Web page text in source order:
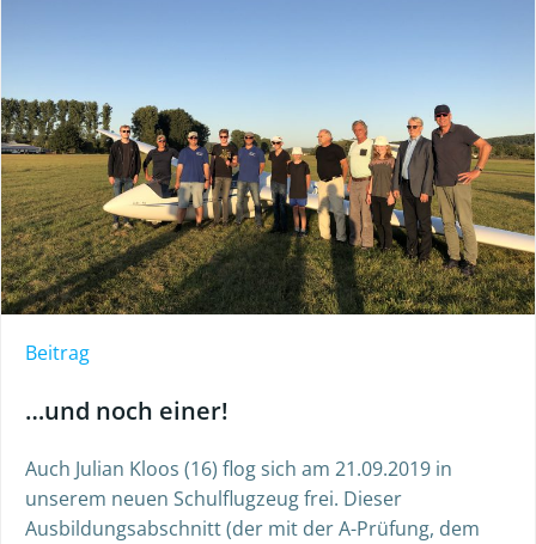
Beitrag
…und noch einer!
Auch Julian Kloos (16) flog sich am 21.09.2019 in
unserem neuen Schulflugzeug frei. Dieser
Ausbildungsabschnitt (der mit der A-Prüfung, dem